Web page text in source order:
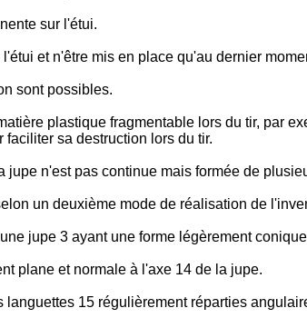
sur l'étui.
et n'être mis en place qu'au dernier
sont possibles.
plastique fragmentable lors du tir, par
sa destruction lors du tir.
jupe n'est pas continue mais formée de
un deuxième mode de réalisation de
jupe 3 ayant une forme légèrement
plane et normale à l'axe 14 de la jupe.
languettes 15 régulièrement réparties